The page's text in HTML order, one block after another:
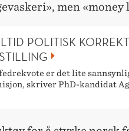
men «money
POLITISK
er det lite
skriver PhD-kandidat